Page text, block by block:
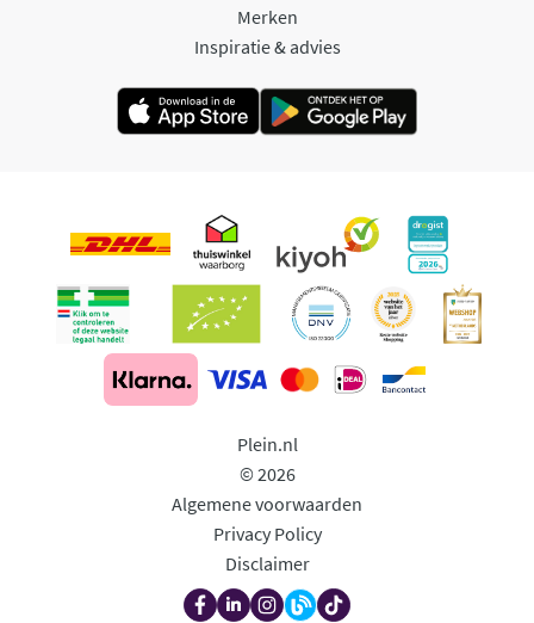
Merken
Inspiratie & advies
Plein.nl
© 2026
Algemene voorwaarden
Privacy Policy
Disclaimer